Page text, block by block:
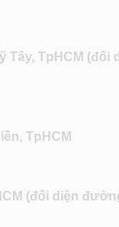
Tây, TpHCM (đối
TpHCM
(đối diện